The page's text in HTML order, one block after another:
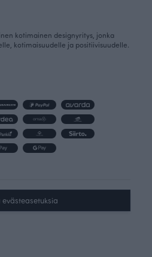
kotimainen designyritys, jonka
kotimaisuudelle ja positiivisuudelle.
evästeasetuksia